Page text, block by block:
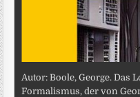
Autor: Boole, George. Das
Formalismus, der von